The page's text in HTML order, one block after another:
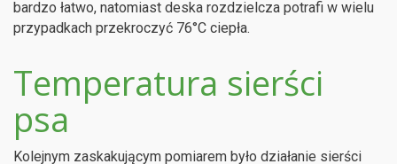
bardzo łatwo, natomiast deska rozdzielcza potrafi w wielu
przypadkach przekroczyć 76°C ciepła.
Temperatura sierści
psa
Kolejnym zaskakującym pomiarem było działanie sierści